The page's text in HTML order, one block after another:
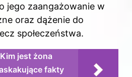
jego zaangażowanie w
oraz dążenie do
społeczeństwa.
Kim jest żona
fakty